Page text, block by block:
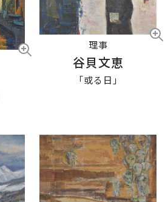
理事
谷貝文恵
「或る日」